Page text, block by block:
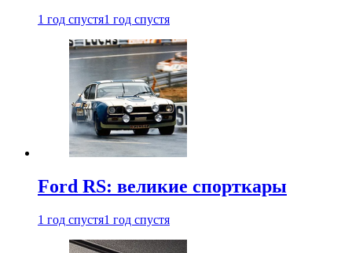
1 год спустя1 год спустя
Ford RS: великие спорткары
1 год спустя1 год спустя